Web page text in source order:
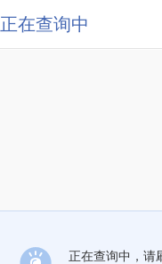
正在查询中
正在查询中，请